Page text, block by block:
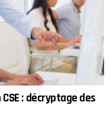
: décryptage des